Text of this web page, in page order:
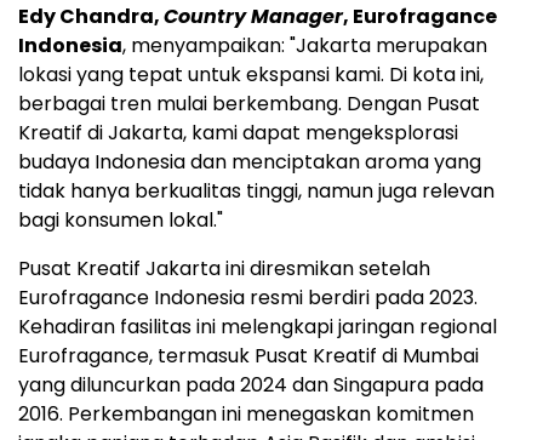
Edy Chandra,Country Manager, Eurofragance
Indonesia, menyampaikan: "Jakarta merupakan
lokasi yang tepat untuk ekspansi kami. Di kota ini,
berbagai tren mulai berkembang. Dengan Pusat
Kreatif diJakarta, kami dapat mengeksplorasi
budaya Indonesiadan menciptakan aroma yang
tidak hanya berkualitas tinggi, namun juga relevan
bagi konsumen lokal."
Pusat Kreatif Jakarta ini diresmikan setelah
Eurofragance Indonesia resmi berdiri pada 2023.
Kehadiran fasilitas ini melengkapi jaringan regional
Eurofragance, termasuk Pusat Kreatif di Mumbai
yang diluncurkan pada 2024 dan Singapura pada
2016. Perkembangan ini menegaskan komitmen